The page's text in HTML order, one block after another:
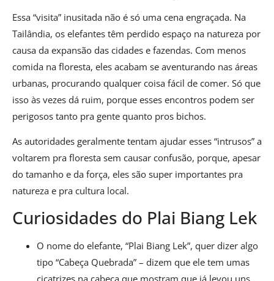
Essa “visita” inusitada não é só uma cena engraçada. Na
Tailândia, os elefantes têm perdido espaço na natureza por
causa da expansão das cidades e fazendas. Com menos
comida na floresta, eles acabam se aventurando nas áreas
urbanas, procurando qualquer coisa fácil de comer. Só que
isso às vezes dá ruim, porque esses encontros podem ser
perigosos tanto pra gente quanto pros bichos.
As autoridades geralmente tentam ajudar esses “intrusos” a
voltarem pra floresta sem causar confusão, porque, apesar
do tamanho e da força, eles são super importantes pra
natureza e pra cultura local.
Curiosidades do Plai Biang Lek
O nome do elefante, “Plai Biang Lek”, quer dizer algo
tipo “Cabeça Quebrada” – dizem que ele tem umas